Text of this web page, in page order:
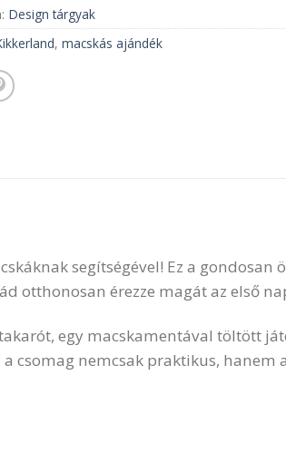
Design tárgyak
, macskás ajándék
segítségével! Ez a gondosan
otthonosan érezze magát az első
egy macskamentával töltött
csomag nemcsak praktikus, hanem